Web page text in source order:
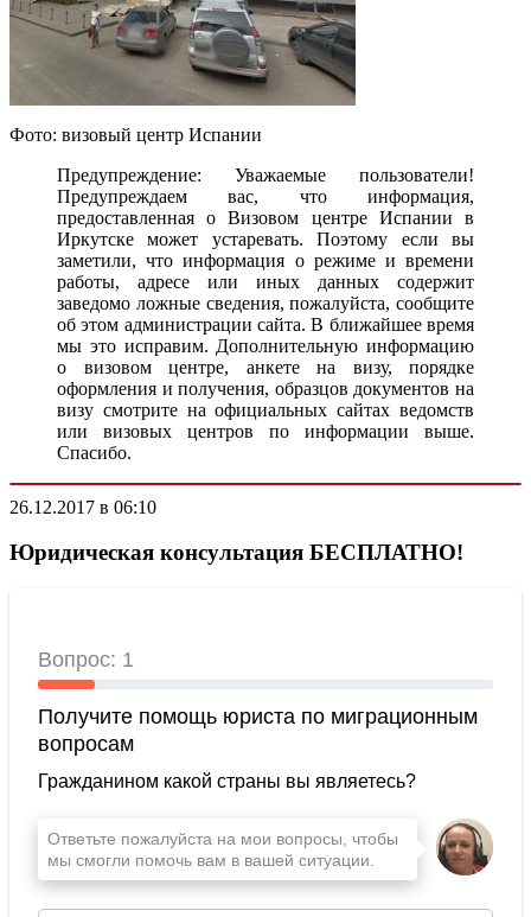
Фото: визовый центр Испании
Предупреждение: Уважаемые пользователи!
Предупреждаем вас, что информация,
предоставленная о Визовом центре Испании в
Иркутске может устаревать. Поэтому если вы
заметили, что информация о режиме и времени
работы, адресе или иных данных содержит
заведомо ложные сведения, пожалуйста, сообщите
об этом администрации сайта. В ближайшее время
мы это исправим. Дополнительную информацию
о визовом центре, анкете на визу, порядке
оформления и получения, образцов документов на
визу смотрите на официальных сайтах ведомств
или визовых центров по информации выше.
Спасибо.
26.12.2017 в 06:10
Юридическая консультация БЕСПЛАТНО!